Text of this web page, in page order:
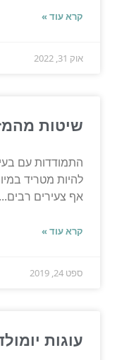
קרא עוד »
אוק 31, 2022
שיטות
התמודדות עם
להיות מטריד
אף צעירים רבים...
קרא עוד »
ספט 24, 2019
עוגות